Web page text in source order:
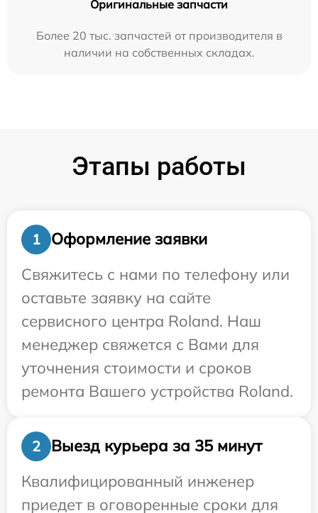
Оригинальные запчасти
Более 20 тыс. запчастей от производителя в
наличии на собственных складах.
Этапы работы
1
Оформление заявки
Свяжитесь с нами по телефону или
оставьте заявку на сайте
сервисного центра Roland. Наш
менеджер свяжется с Вами для
уточнения стоимости и сроков
ремонта Вашего устройства Roland.
2
Выезд курьера за 35 минут
Квалифицированный инженер
приедет в оговоренные сроки для